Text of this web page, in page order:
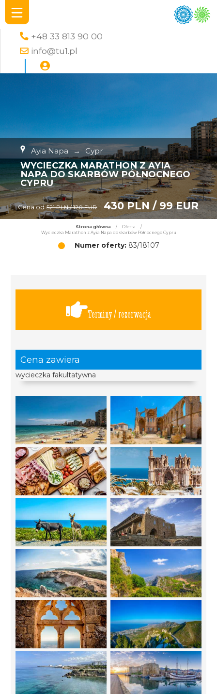
+48 33 813 90 00
info@tu1.pl
Ayia Napa → Cypr
WYCIECZKA MARATHON Z AYIA
NAPA DO SKARBÓW PÓŁNOCNEGO
CYPRU
Cena od 521 PLN / 120 EUR 430 PLN / 99 EUR
Strona główna / Oferta
/
Wycieczka Marathon z Ayia Napa do skarbów Północnego Cypru
Numer oferty:83/18107
Terminy / rezerwacja
Cena zawiera
wycieczka fakultatywna